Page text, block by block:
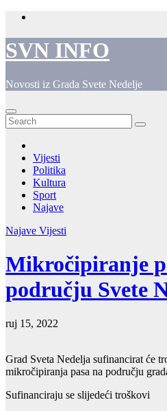
Skip
content
SVN INFO
Novosti iz Grada Svete Nedelje
Vijesti
Politika
Kultura
Sport
Najave
Najave Vijesti
Mikročipiranje
području Svete
ruj 15, 2022
Grad Sveta Nedelja sufinancirat će
mikročipiranja pasa na području
Sufinanciraju se slijedeći troškovi